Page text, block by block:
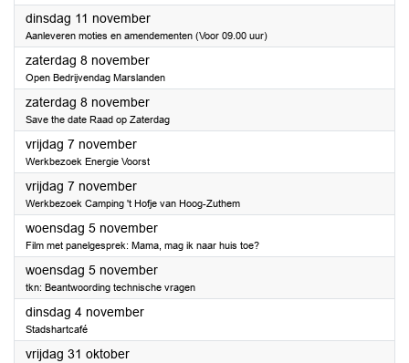
dinsdag 11 november2025
Aanleveren moties en amendementen (Voor 09.00 uur)
zaterdag 8 november2025
Open Bedrijvendag Marslanden
zaterdag 8 november2025
Save the date Raad op Zaterdag
vrijdag 7 november2025
Werkbezoek Energie Voorst
vrijdag 7 november2025
Werkbezoek Camping 't Hofje van Hoog-Zuthem
woensdag 5 november2025
Film met panelgesprek: Mama, mag ik naar huis toe?
woensdag 5 november2025
tkn: Beantwoording technische vragen
dinsdag 4 november2025
Stadshartcafé
vrijdag 31 oktober2025